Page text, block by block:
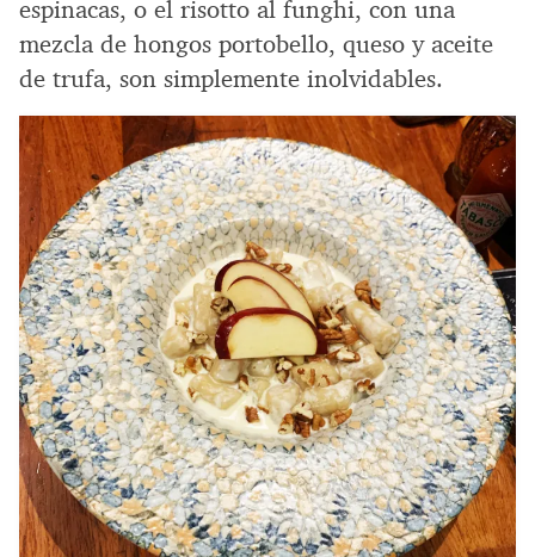
espinacas, o el risotto al funghi, con una
mezcla de hongos portobello, queso y aceite
de trufa, son simplemente inolvidables.